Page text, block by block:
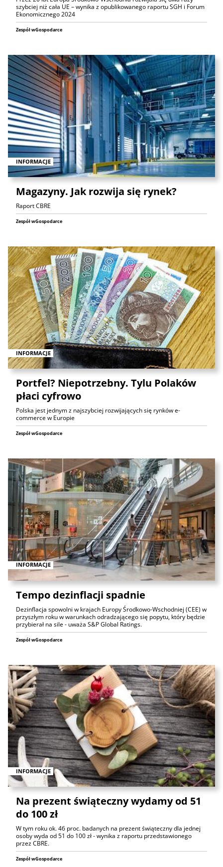
szybciej niż cała UE – wynika z opublikowanego raportu SGH i Forum
Ekonomicznego 2024
Zespół wGospodarce
INFORMACJE
Magazyny. Jak rozwija się rynek?
Raport CBRE
Zespół wGospodarce
INFORMACJE
Portfel? Niepotrzebny. Tylu Polaków
płaci cyfrowo
Polska jest jednym z najszybciej rozwijających się rynków e-
commerce w Europie
Zespół wGospodarce
INFORMACJE
Tempo dezinflacji spadnie
Dezinflacja spowolni w krajach Europy Środkowo-Wschodniej (CEE) w
przyszłym roku w warunkach odradzającego się popytu, który będzie
przybierał na sile - uważa S&P Global Ratings.
Zespół wGospodarce
INFORMACJE
Na prezent świąteczny wydamy od 51
do 100 zł
W tym roku ok. 46 proc. badanych na prezent świąteczny dla jednej
osoby wyda od 51 do 100 zł - wynika z raportu przedstawionego
przez CBRE.
Zespół wGospodarce